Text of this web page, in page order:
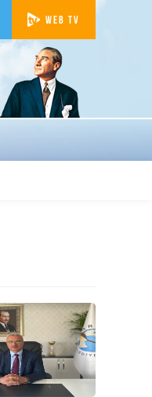
WEB TV